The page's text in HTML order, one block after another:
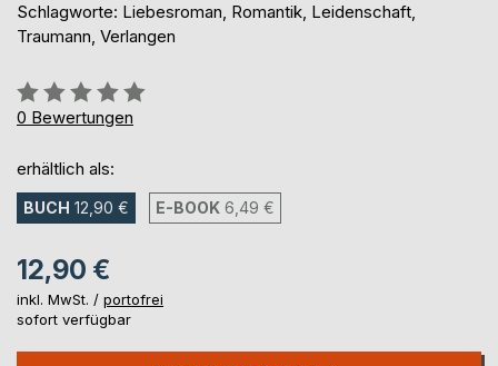
Schlagworte: Liebesroman, Romantik, Leidenschaft,
Traumann, Verlangen
Bewertung::
0%
0 Bewertungen
erhältlich als:
BUCH 12,90 € E-BOOK 6,49 €
12,90 €
inkl. MwSt. / portofrei
sofort verfügbar